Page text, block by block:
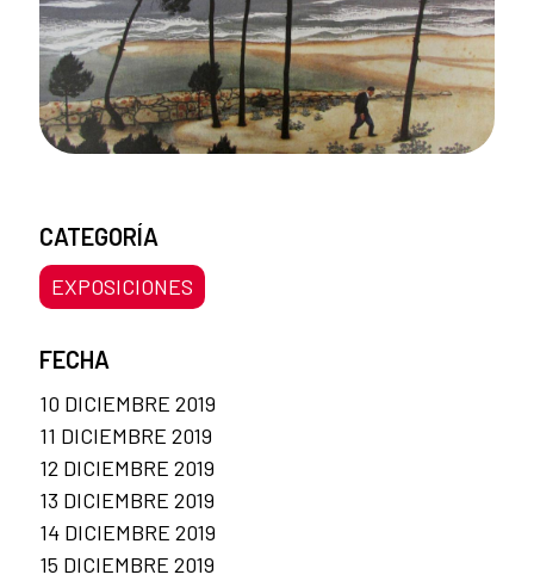
CATEGORÍA
EXPOSICIONES
FECHA
10 DICIEMBRE 2019
11 DICIEMBRE 2019
12 DICIEMBRE 2019
13 DICIEMBRE 2019
14 DICIEMBRE 2019
15 DICIEMBRE 2019